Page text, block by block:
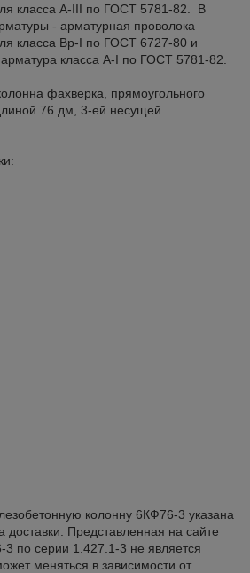
класса A-III по ГОСТ 5781-82. В
- арматурная проволока
класса Вр-I по ГОСТ 6727-80 и
арматура класса A-I по ГОСТ 5781-82.
фахверка, прямоугольного
76 дм, 3-ей несущей
колонну 6КФ76-3 указана
доставки. Представленная на сайте
по серии 1.427.1-3 не является
меняться в зависимости от